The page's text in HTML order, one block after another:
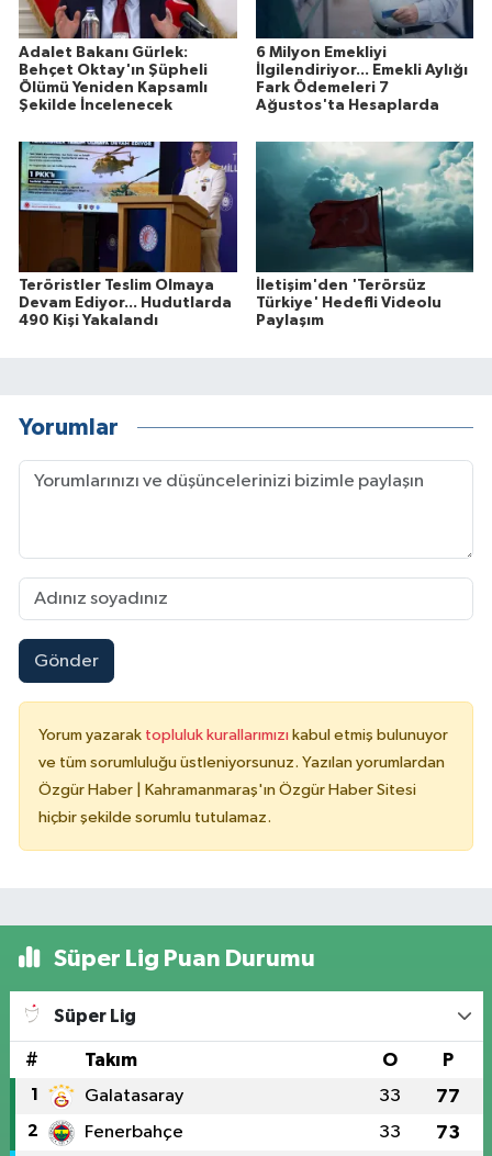
Adalet Bakanı Gürlek:
Behçet Oktay'ın Şüpheli
Ölümü Yeniden Kapsamlı
Şekilde İncelenecek
6 Milyon Emekliyi
İlgilendiriyor... Emekli Aylığı
Fark Ödemeleri 7
Ağustos'ta Hesaplarda
Teröristler Teslim Olmaya
Devam Ediyor... Hudutlarda
490 Kişi Yakalandı
İletişim'den 'Terörsüz
Türkiye' Hedefli Videolu
Paylaşım
Yorumlar
Gönder
Yorum yazarak topluluk kurallarımızı kabul etmiş bulunuyor
ve tüm sorumluluğu üstleniyorsunuz. Yazılan yorumlardan
Özgür Haber | Kahramanmaraş'ın Özgür Haber Sitesi
hiçbir şekilde sorumlu tutulamaz.
Süper Lig Puan Durumu
Süper Lig
# Takım O P
1 Galatasaray 33 77
2 Fenerbahçe 33 73